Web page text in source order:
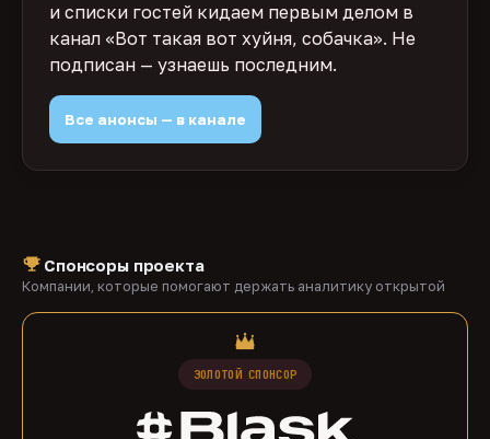
и списки гостей кидаем первым делом в
канал «Вот такая вот хуйня, собачка». Не
подписан — узнаешь последним.
Все анонсы — в канале
Спонсоры проекта
Компании, которые помогают держать аналитику открытой
ЗОЛОТОЙ СПОНСОР